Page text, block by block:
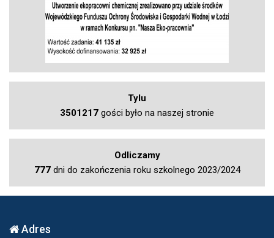
Tylu
3501217 gości było na naszej stronie
Odliczamy
777dni do zakończenia roku szkolnego 2023/2024
Adres